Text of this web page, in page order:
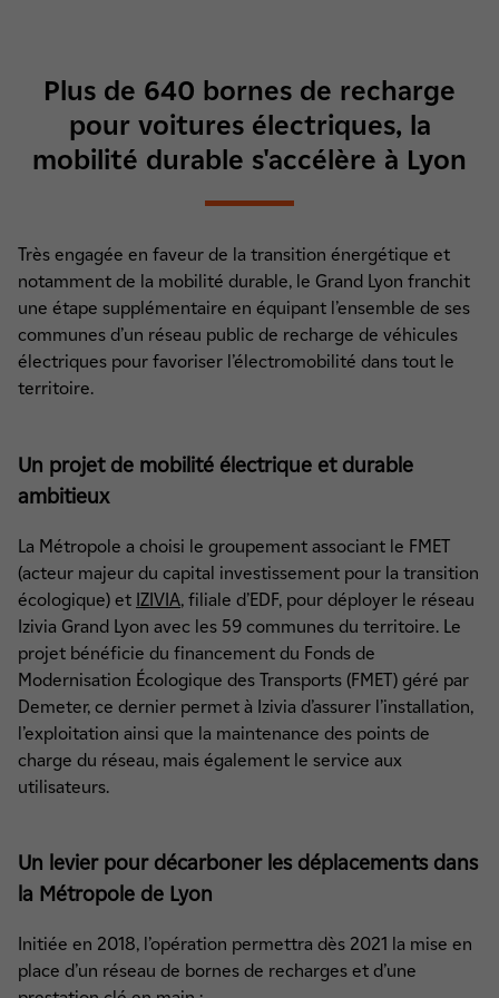
Plus de 640 bornes de recharge
pour voitures électriques, la
mobilité durable s'accélère à Lyon
Très engagée en faveur de la transition énergétique et
notamment de la mobilité durable, le Grand Lyon franchit
une étape supplémentaire en équipant l’ensemble de ses
communes d’un réseau public de recharge de véhicules
électriques pour favoriser l’électromobilité dans tout le
territoire.
Un projet de mobilité électrique et durable
ambitieux
La Métropole a choisi le groupement associant le FMET
(acteur majeur du capital investissement pour la transition
écologique) et IZIVIA, filiale d’EDF, pour déployer le réseau
Izivia Grand Lyon avec les 59 communes du territoire. Le
projet bénéficie du financement du Fonds de
Modernisation Écologique des Transports (FMET) géré par
Demeter, ce dernier permet à Izivia d’assurer l’installation,
l’exploitation ainsi que la maintenance des points de
charge du réseau, mais également le service aux
utilisateurs.
Un levier pour décarboner les déplacements dans
la Métropole de Lyon
Initiée en 2018, l’opération permettra dès 2021 la mise en
place d’un réseau de bornes de recharges et d’une